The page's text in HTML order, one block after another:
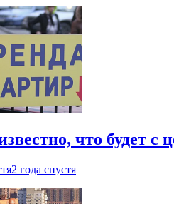
что будет
2 года спустя